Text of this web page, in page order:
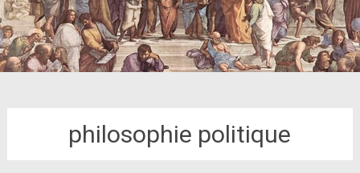
philosophie politique